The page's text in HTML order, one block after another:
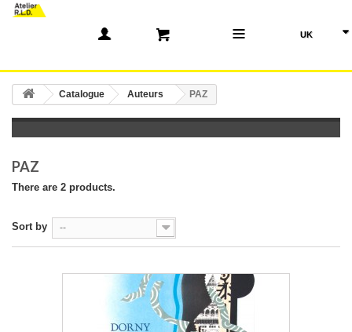
Catalogue Auteurs PAZ
PAZ
There are 2 products.
Sort by --